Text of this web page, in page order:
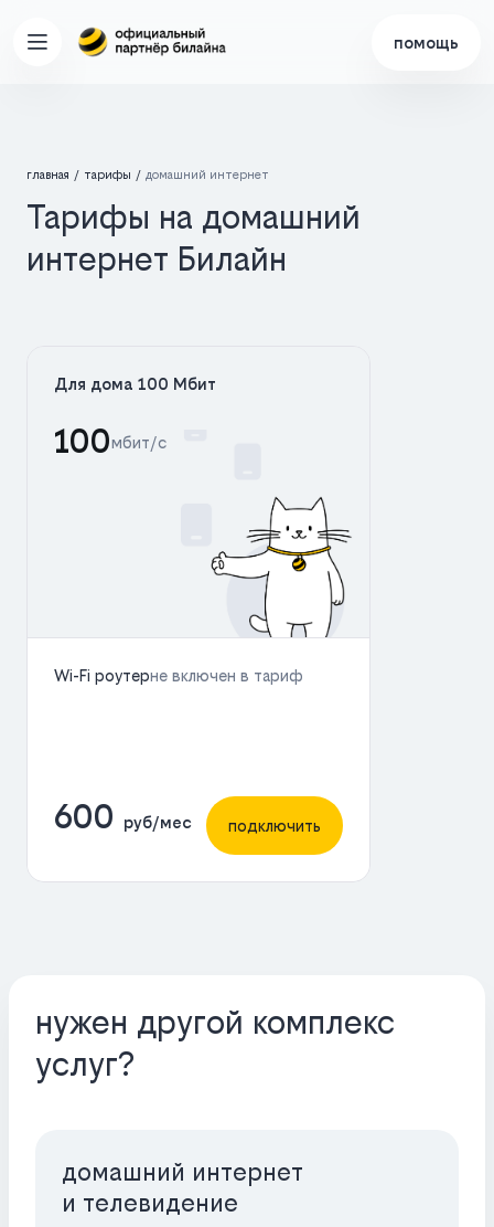
помощь
главная тарифы домашний интернет
Тарифы на домашний
интернет Билайн
Для дома 100 Мбит
100мбит/с
Wi-Fi роутерне включен в тариф
600 руб/мес подключить
нужен другой комплекс
услуг?
домашний интернет
и телевидение